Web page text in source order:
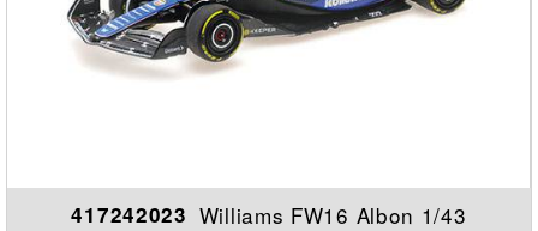
417242023 Williams FW16 Albon 1/43